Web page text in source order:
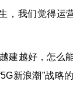
，我们觉得运
建越好，怎么
新浪潮”战略